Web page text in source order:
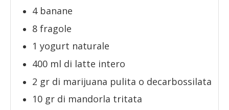
4 banane
8 fragole
1 yogurt naturale
400 ml di latte intero
2 gr di marijuana pulita o decarbossilata
10 gr di mandorla tritata